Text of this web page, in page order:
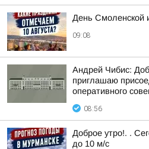
День Смоленской
09:08
Андрей Чибис:
приглашаю
оперативного
08:56
Доброе утро!. .
до 10 м/с